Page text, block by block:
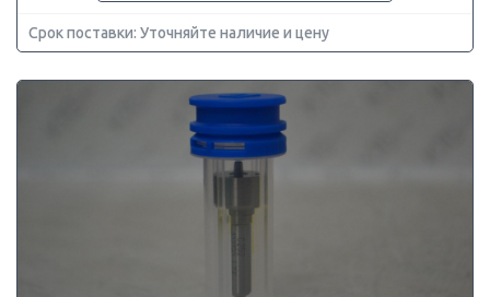
Срок поставки: Уточняйте наличие и цену